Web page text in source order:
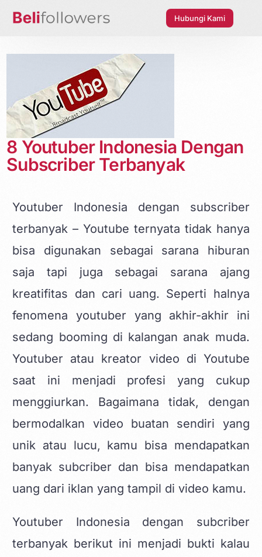
Hubungi Kami
8 Youtuber Indonesia Dengan
Subscriber Terbanyak
Youtuber Indonesia dengan subscriber
terbanyak – Youtube ternyata tidak hanya
bisa digunakan sebagai sarana hiburan
saja tapi juga sebagai sarana ajang
kreatifitas dan cari uang. Seperti halnya
fenomena youtuber yang akhir-akhir ini
sedang booming di kalangan anak muda.
Youtuber atau kreator video di Youtube
saat ini menjadi profesi yang cukup
menggiurkan. Bagaimana tidak, dengan
bermodalkan video buatan sendiri yang
unik atau lucu, kamu bisa mendapatkan
banyak subcriber dan bisa mendapatkan
uang dari iklan yang tampil di video kamu.
Youtuber Indonesia dengan subcriber
terbanyak berikut ini menjadi bukti kalau